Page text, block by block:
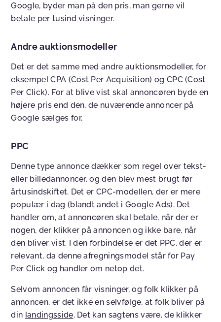
Google, byder man på den pris, man gerne vil
betale per tusind visninger.
Andre auktionsmodeller
Det er det samme med andre auktionsmodeller, for
eksempel CPA (Cost Per Acquisition) og CPC (Cost
Per Click). For at blive vist skal annoncøren byde en
højere pris end den, de nuværende annoncer på
Google sælges for.
PPC
Denne type annonce dækker som regel over tekst-
eller billedannoncer, og den blev mest brugt før
årtusindskiftet. Det er CPC-modellen, der er mere
populær i dag (blandt andet i Google Ads). Det
handler om, at annoncøren skal betale, når der er
nogen, der klikker på annoncen og ikke bare, når
den bliver vist. I den forbindelse er det PPC, der er
relevant, da denne afregningsmodel står for Pay
Per Click og handler om netop det.
Selvom annoncen får visninger, og folk klikker på
annoncen, er det ikke en selvfølge, at folk bliver på
din landingsside. Det kan sagtens være, de klikker